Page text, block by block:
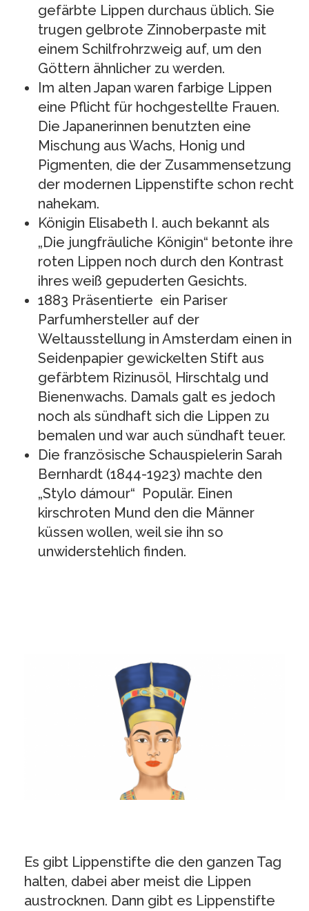
gefärbte Lippen durchaus üblich. Sie
trugen gelbrote Zinnoberpaste mit
einem Schilfrohrzweig auf, um den
Göttern ähnlicher zu werden.
Im alten Japan waren farbige Lippen
eine Pflicht für hochgestellte Frauen.
Die Japanerinnen benutzten eine
Mischung aus Wachs, Honig und
Pigmenten, die der Zusammensetzung
der modernen Lippenstifte schon recht
nahekam.
Königin Elisabeth I. auch bekannt als
„Die jungfräuliche Königin“ betonte ihre
roten Lippen noch durch den Kontrast
ihres weiß gepuderten Gesichts.
1883 Präsentierte ein Pariser
Parfumhersteller auf der
Weltausstellung in Amsterdam einen in
Seidenpapier gewickelten Stift aus
gefärbtem Rizinusöl, Hirschtalg und
Bienenwachs. Damals galt es jedoch
noch als sündhaft sich die Lippen zu
bemalen und war auch sündhaft teuer.
Die französische Schauspielerin Sarah
Bernhardt (1844-1923) machte den
„Stylo dámour“ Populär. Einen
kirschroten Mund den die Männer
küssen wollen, weil sie ihn so
unwiderstehlich finden.
Es gibt Lippenstifte die den ganzen Tag
halten, dabei aber meist die Lippen
austrocknen. Dann gibt es Lippenstifte